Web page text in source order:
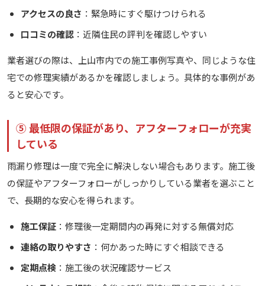
アクセスの良さ ：緊急時にすぐ駆けつけられる
口コミの確認：近隣住民の評判を確認しやすい
業者選びの際は、上山市内での施工事例写真や、同じような住
宅での修理実績があるかを確認しましょう。具体的な事例があ
ると安心です。
⑤ 最低限の保証があり、アフターフォローが充実
している
雨漏り修理は一度で完全に解決しない場合もあります。施工後
の保証やアフターフォローがしっかりしている業者を選ぶこと
で、長期的な安心を得られます。
施工保証：修理後一定期間内の再発に対する無償対応
連絡の取りやすさ ：何かあった時にすぐ相談できる
定期点検：施工後の状況確認サービス